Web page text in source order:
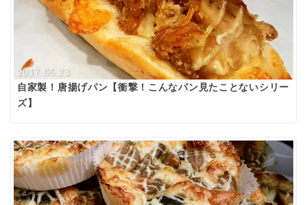
2017.05.23
自家製！唐揚げパン【衝撃！こんなパン見たことないシリー
ズ】